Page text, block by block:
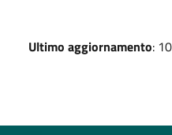
Ultimo aggiornamento: